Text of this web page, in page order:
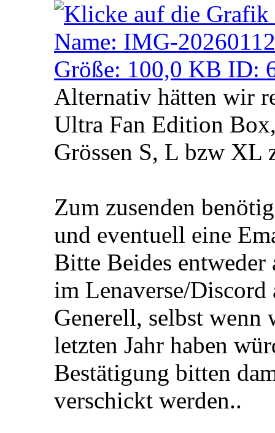
Alternativ hätten wir
Ultra Fan Edition
Grössen S, L bzw XL
Zum zusenden
und eventuell eine
Bitte Beides
im Lenaverse/Discord
Generell, selbst wenn
letzten Jahr haben
Bestätigung bitten
verschickt werden..